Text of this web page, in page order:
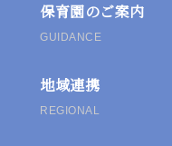
保育園のご案内
GUIDANCE
地域連携
REGIONAL